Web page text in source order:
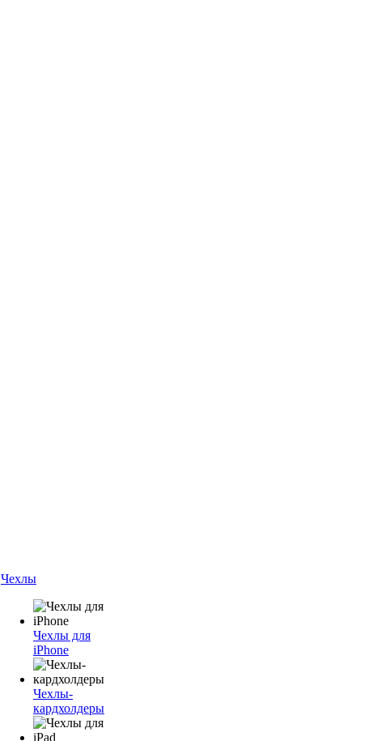
Чехлы
Чехлы для
iPhone
Чехлы-
кардхолдеры